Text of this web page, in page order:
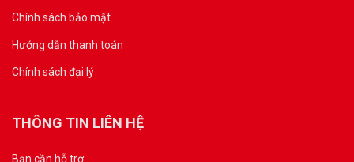
Chính sách bảo mật
Hướng dẫn thanh toán
Chính sách đại lý
THÔNG TIN LIÊN HỆ
Bạn cần hỗ trợ